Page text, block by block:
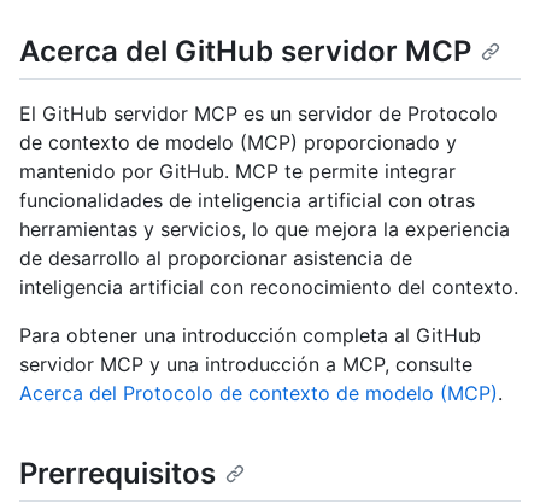
Acerca del GitHub servidor MCP
El GitHub servidor MCP es un servidor de Protocolo
de contexto de modelo (MCP) proporcionado y
mantenido por GitHub. MCP te permite integrar
funcionalidades de inteligencia artificial con otras
herramientas y servicios, lo que mejora la experiencia
de desarrollo al proporcionar asistencia de
inteligencia artificial con reconocimiento del contexto.
Para obtener una introducción completa al GitHub
servidor MCP y una introducción a MCP, consulte
Acerca del Protocolo de contexto de modelo (MCP).
Prerrequisitos